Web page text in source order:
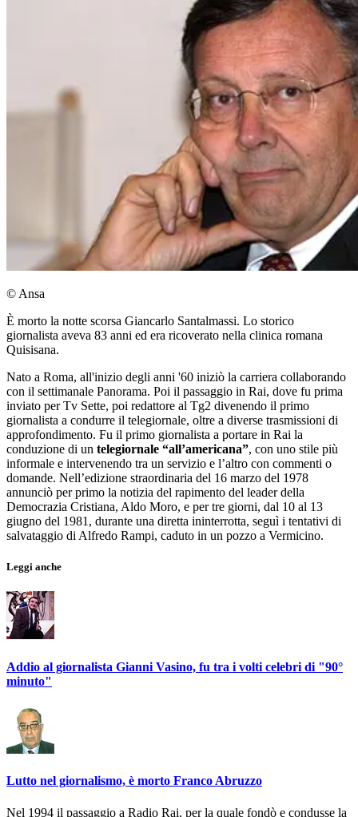
© Ansa
È morto la notte scorsa Giancarlo Santalmassi. Lo storico
giornalista aveva 83 anni ed era ricoverato nella clinica romana
Quisisana.
Nato a Roma, all'inizio degli anni '60 iniziò la carriera collaborando
con il settimanale Panorama. Poi il passaggio in Rai, dove fu prima
inviato per Tv Sette, poi redattore al Tg2 divenendo il primo
giornalista a condurre il telegiornale, oltre a diverse trasmissioni di
approfondimento. Fu il primo giornalista a portare in Rai la
conduzione di un telegiornale “all’americana”, con uno stile più
informale e intervenendo tra un servizio e l’altro con commenti o
domande. Nell’edizione straordinaria del 16 marzo del 1978
annunciò per primo la notizia del rapimento del leader della
Democrazia Cristiana, Aldo Moro, e per tre giorni, dal 10 al 13
giugno del 1981, durante una diretta ininterrotta, seguì i tentativi di
salvataggio di Alfredo Rampi, caduto in un pozzo a Vermicino.
Leggi anche
Addio al giornalista Gianni Vasino, fu tra i volti celebri di "90°
minuto"
Lutto nel giornalismo, è morto Franco Abruzzo
Nel 1994 il passaggio a Radio Rai, per la quale fondò e condusse la